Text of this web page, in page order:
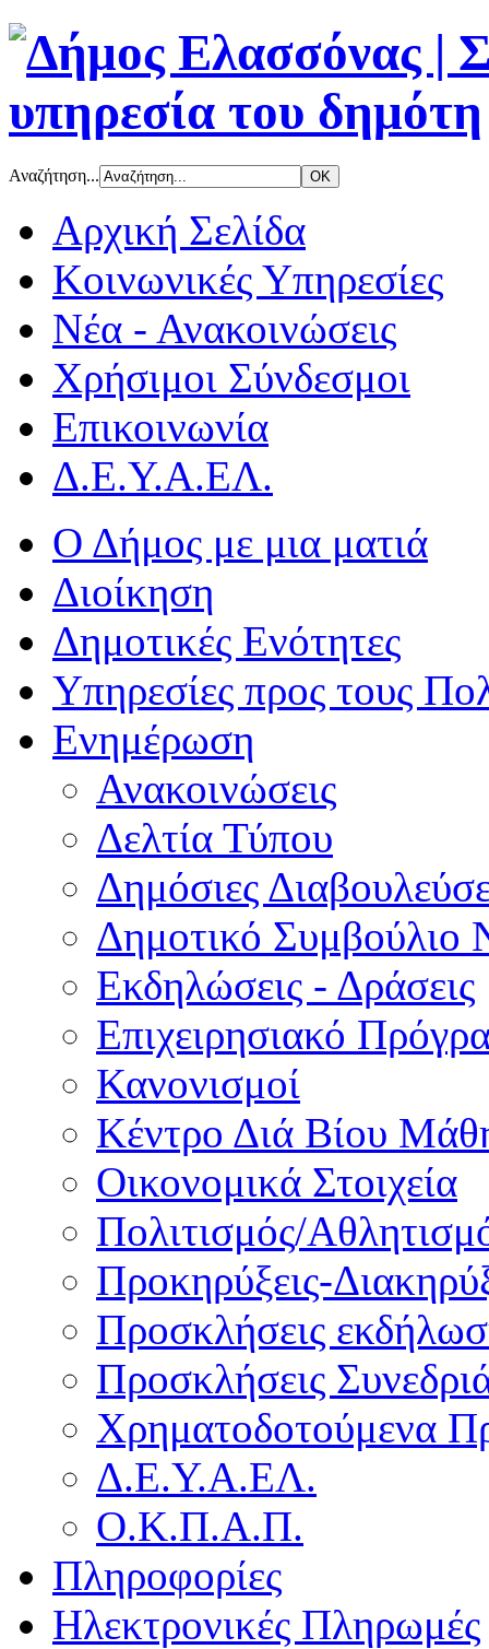
Αναζήτηση...
Αρχική Σελίδα
Κοινωνικές Υπηρεσίες
Νέα - Ανακοινώσεις
Χρήσιμοι Σύνδεσμοι
Επικοινωνία
Δ.Ε.Υ.Α.ΕΛ.
Ο Δήμος με μια ματιά
Διοίκηση
Δημοτικές Ενότητες
Υπηρεσίες προς τους
Ενημέρωση
Ανακοινώσεις
Δελτία Τύπου
Δημόσιες
Δημοτικό Συμβούλιο
Εκδηλώσεις - Δράσεις
Επιχειρησιακό
Κανονισμοί
Κέντρο Διά Βίου
Οικονομικά Στοιχεία
Πολιτισμός/
Προκηρύξεις-
Προσκλήσεις
Προσκλήσεις
Χρηματοδοτούμενα
Δ.Ε.Υ.Α.ΕΛ.
Ο.Κ.Π.Α.Π.
Πληροφορίες
Ηλεκτρονικές Πληρωμές